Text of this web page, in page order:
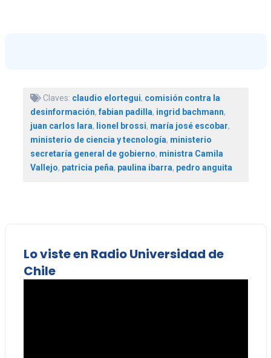
Claves: claudio elortegui, comisión contra la
desinformación,fabian padilla, ingrid bachmann,
juan carlos lara, lionel brossi, maría josé escobar,
ministerio de ciencia y tecnología, ministerio
secretaría general de gobierno, ministra Camila
Vallejo, patricia peña, paulina ibarra, pedro anguita
Lo viste en Radio Universidad de
Chile